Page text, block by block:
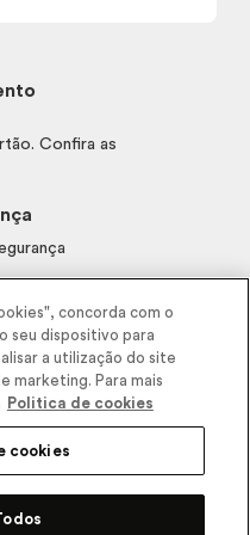
Confira as
0406-41 IE 574.066.180.111
concorda com o
seu dispositivo para
a utilização do site
marketing. Para mais
Politica de cookies
cookies